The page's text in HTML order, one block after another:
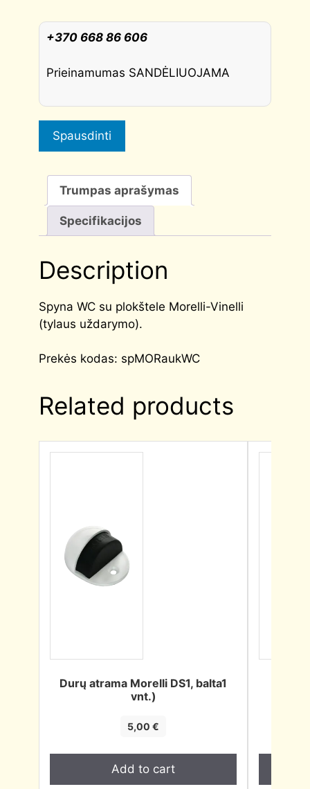
Vinelli
(tylaus
auksinė
+370 668 86 606
Prieinamumas SANDĖLIUOJAMA
Spausdinti
Trumpas aprašymas
Specifikacijos
Description
Spyna WC su plokštele Morelli-Vinelli
(tylaus uždarymo).
Prekės kodas: spMORaukWC
Related products
Durų atrama Morelli DS1, balta1
vnt.)
5,00€
Add to cart